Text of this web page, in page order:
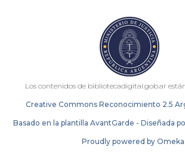
Los contenidos de bibliotecadigital.gob.ar
Creative Commons Reconocimiento 2.5
Basado en la plantilla AvantGarde - Diseñada
Proudly powered by Omeka.